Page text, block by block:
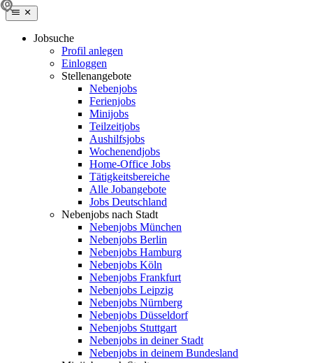
Jobsuche
Profil anlegen
Einloggen
Stellenangebote
Nebenjobs
Ferienjobs
Minijobs
Teilzeitjobs
Aushilfsjobs
Wochenendjobs
Home-Office Jobs
Tätigkeitsbereiche
Alle Jobangebote
Jobs Deutschland
Nebenjobs nach Stadt
Nebenjobs München
Nebenjobs Berlin
Nebenjobs Hamburg
Nebenjobs Köln
Nebenjobs Frankfurt
Nebenjobs Leipzig
Nebenjobs Nürnberg
Nebenjobs Düsseldorf
Nebenjobs Stuttgart
Nebenjobs in deiner Stadt
Nebenjobs in deinem Bundesland